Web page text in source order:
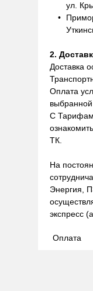
ул.
2.
Доставка
Оплата
С
ТК.
На
Энергия,
экспресс
Оплата